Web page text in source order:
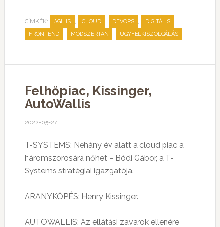
CÍMKÉK: AGILIS , CLOUD , DEVOPS , DIGITÁLIS ,
FRONTEND , MÓDSZERTAN , ÜGYFÉLKISZOLGÁLÁS
Felhőpiac, Kissinger,
AutoWallis
2022-05-27
T-SYSTEMS: Néhány év alatt a cloud piac a
háromszorosára nőhet – Bódi Gábor, a T-
Systems stratégiai igazgatója.
ARANYKÖPÉS: Henry Kissinger.
AUTOWALLIS: Az ellátási zavarok ellenére